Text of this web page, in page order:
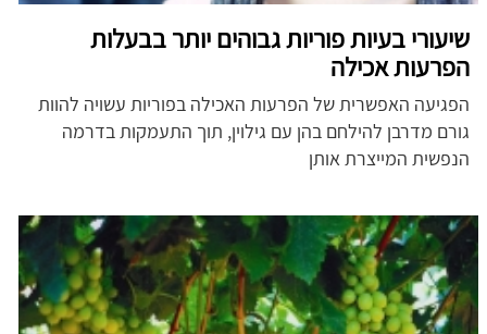
שיעורי בעיות פוריות גבוהים יותר בבעלות
הפרעות אכילה
הפגיעה האפשרית של הפרעות האכילה בפוריות עשויה להוות
גורם מדרבן להילחם בהן עם גילוין, תוך התעמקות בדרמה
הנפשית המייצרת אותן